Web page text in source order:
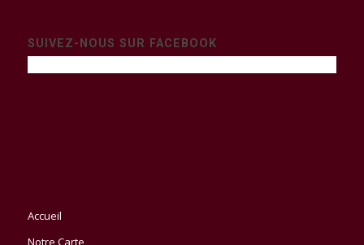
SUIVEZ-NOUS SUR FACEBOOK
Accueil